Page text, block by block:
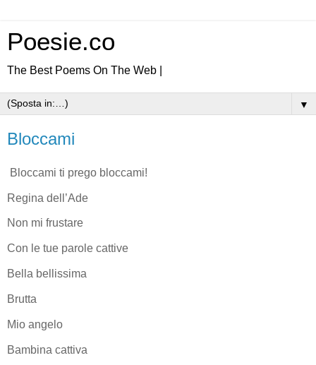
Poesie.co
The Best Poems On The Web |
▼
Bloccami
Bloccami ti prego bloccami!
Regina dell’Ade
Non mi frustare
Con le tue parole cattive
Bella bellissima
Brutta
Mio angelo
Bambina cattiva